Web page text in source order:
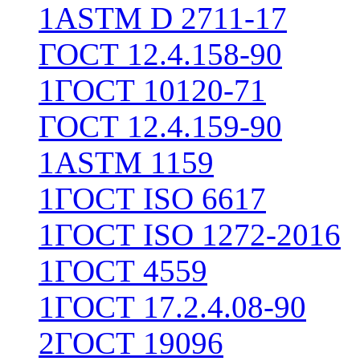
1ASTM D 2711-17
ГОСТ 12.4.158-90
1ГОСТ 10120-71
ГОСТ 12.4.159-90
1ASTM 1159
1ГОСТ ISO 6617
1ГОСТ ISO 1272-2016
1ГОСТ 4559
1ГОСТ 17.2.4.08-90
2ГОСТ 19096